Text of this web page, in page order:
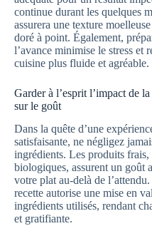
continue durant les quelques
assurera une texture
doré à point. Également,
l’avance minimise le stress et
cuisine plus fluide et agréable.
Garder à l’esprit l’impact de
sur le goût
Dans la quête d’une
satisfaisante, ne négligez
ingrédients. Les produits frais,
biologiques, assurent un goût
votre plat au-delà de
recette autorise une mise en
ingrédients utilisés, rendant
et gratifiante.